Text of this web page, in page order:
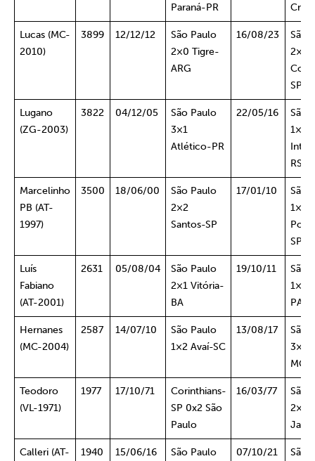
Paraná-PR
Lucas (MC-
2010)
3899 12/12/12
São Paulo
2×0 Tigre-
ARG
16/08/23
São
2×0
SP
Lugano
(ZG-2003)
3822 04/12/05
São Paulo
3×1
Atlético-PR
22/05/16
São
1×2
RS
Marcelinho
PB (AT-
1997)
3500 18/06/00
São Paulo
2×2
Santos-SP
17/01/10
São
1×3
SP
Luís
Fabiano
(AT-2001)
2631 05/08/04
São Paulo
2×1 Vitória-
BA
19/10/11
São
1×0
PAR
Hernanes
(MC-2004)
2587 14/07/10
São Paulo
1×2 Avaí-SC
13/08/17
São
3×2
MG
Teodoro
(VL-1971)
1977 17/10/71
Corinthians-
SP 0x2 São
Paulo
16/03/77
São
2×0
Jaú-
Calleri (AT- 1940 15/06/16 São Paulo 07/10/21 São